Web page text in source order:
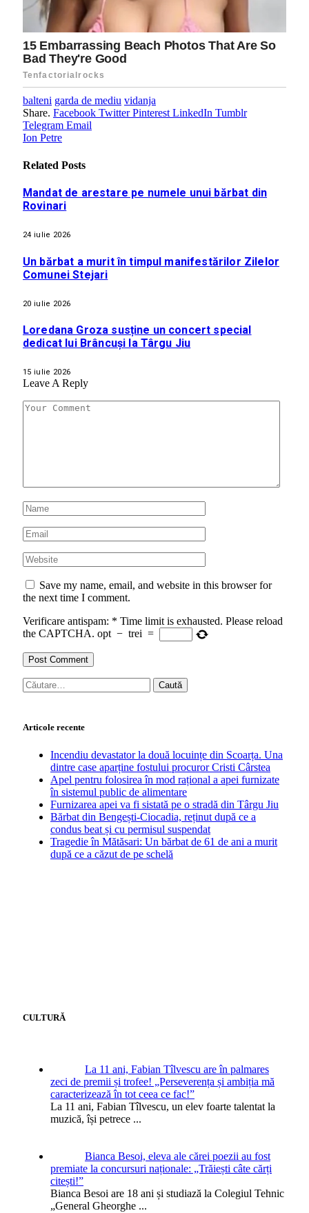
balteni garda de mediu vidanja
Share. Facebook Twitter Pinterest LinkedIn Tumblr
Telegram Email
Ion Petre
Related Posts
Mandat de arestare pe numele unui bărbat din
Rovinari
24 iulie 2026
Un bărbat a murit în timpul manifestărilor Zilelor
Comunei Stejari
20 iulie 2026
Loredana Groza susține un concert special
dedicat lui Brâncuși la Târgu Jiu
15 iulie 2026
Leave A Reply
Save my name, email, and website in this browser for
the next time I comment.
Verificare antispam: * Time limit is exhausted. Please reload
the CAPTCHA. opt − trei =
Caută
după:
Articole recente
Incendiu devastator la două locuințe din Scoarța. Una
dintre case aparține fostului procuror Cristi Cârstea
Apel pentru folosirea în mod rațional a apei furnizate
în sistemul public de alimentare
Furnizarea apei va fi sistată pe o stradă din Târgu Jiu
Bărbat din Bengești-Ciocadia, reținut după ce a
condus beat și cu permisul suspendat
Tragedie în Mătăsari: Un bărbat de 61 de ani a murit
după ce a căzut de pe schelă
CULTURĂ
La 11 ani, Fabian Tîlvescu are în palmares
zeci de premii și trofee! „Perseverența și ambiția mă
caracterizează în tot ceea ce fac!”
La 11 ani, Fabian Tîlvescu, un elev foarte talentat la
muzică, își petrece ...
Bianca Besoi, eleva ale cărei poezii au fost
premiate la concursuri naționale: „Trăiești câte cărți
citești!”
Bianca Besoi are 18 ani și studiază la Colegiul Tehnic
„General Gheorghe ...